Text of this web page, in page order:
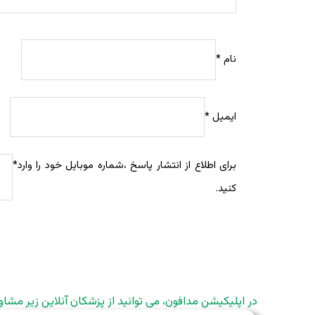
نام*
ایمیل*
برای اطلاع از انتشار پاسخ ،شماره موبایل خود را وارد
کنید.
*
در اپلیکیشن مدافون، می توانید از پزشکان آنلاین زیر